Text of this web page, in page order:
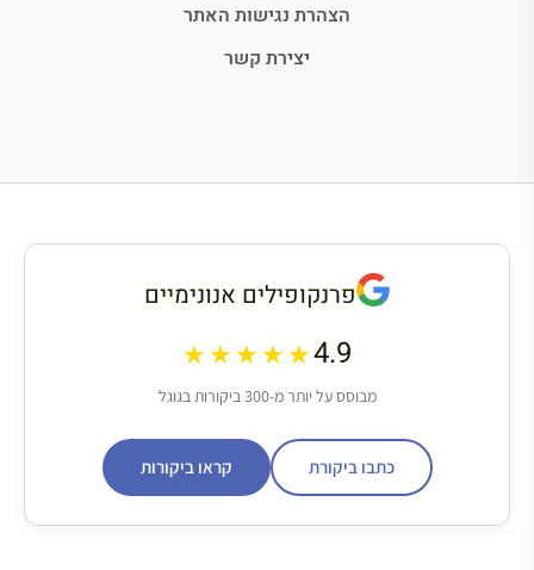
הצהרת נגישות האתר
יצירת קשר
פרנקופילים אנונימיים
4.9
★★★★★
מבוסס על יותר מ-300 ביקורות בגוגל
כתבו ביקורת קראו ביקורות